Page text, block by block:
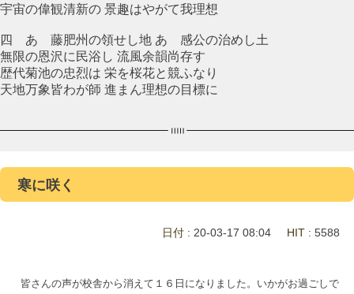
宇宙の偉観清新の 景趣はやがて我理想
四 あゝ藤肥州の領せし地 あゝ感公の治めし土
無限の恩沢に民浴し 流風余韻尚存す
歴代菊池の忠烈は 栄を桜花と競ふなり
天地万象皆わが師 進まん理想の目標に
寒に咲く
日付 : 20-03-17 08:04 HIT : 5588
皆さんの声が校舎から消えて１６日になりました。いかがお過ごしで